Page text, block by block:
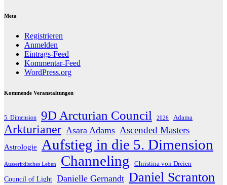
Meta
Registrieren
Anmelden
Eintrags-Feed
Kommentar-Feed
WordPress.org
Kommende Veranstaltungen
5. Dimension 9D Arcturian Council 2026 Adama
Arkturianer Asara Adams Ascended Masters
Astrologie Aufstieg in die 5. Dimension
Ausserirdisches Leben Channeling Christina von Dreien
Council of Light Danielle Gernandt Daniel Scranton